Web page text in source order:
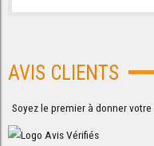
AVIS CLIENTS
Soyez le premier à donner votre